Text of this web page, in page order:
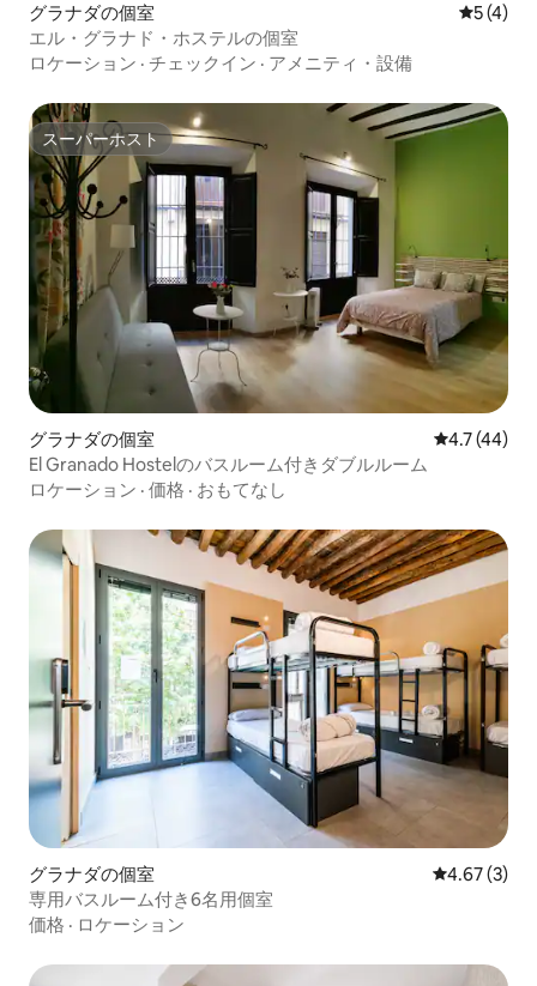
グラナダの個室 レビュー
5 (4)
エル・グラナド・ホステルの個室
ロケーション · チェックイン · アメニティ・設備
スーパーホスト
スーパーホスト
グラナダの個室 レビュー44
4.7 (44)
El Granado Hostelのバスルーム付きダブルルーム
ロケーション · 価格 · おもてなし
グラナダの個室 レビュー3
4.67 (3)
専用バスルーム付き6名用個室
価格 · ロケーション